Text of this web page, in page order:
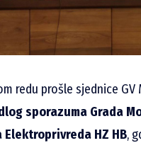
redu prošle sjednice
sporazuma Grada
Elektroprivreda HZ HB,